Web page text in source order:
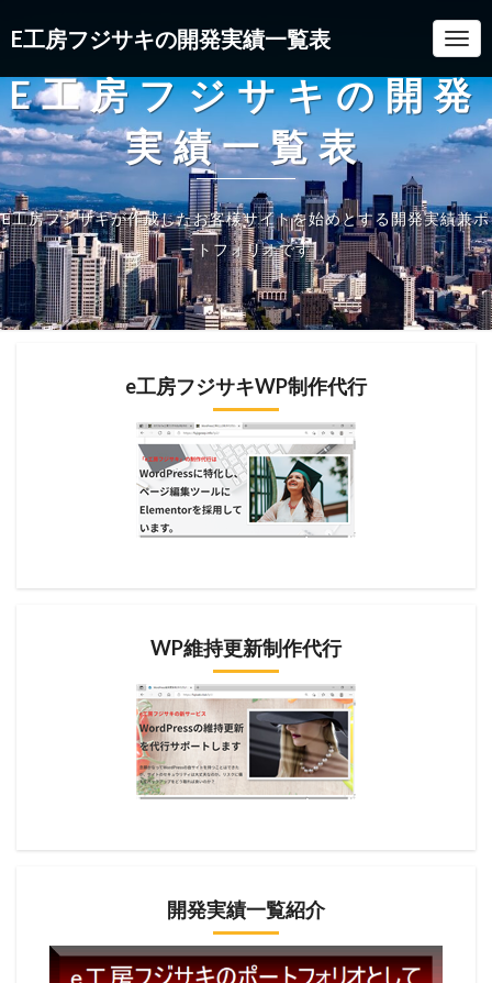
E工房フジサキの開発実績一覧表
E工房フジサキの開発
実績一覧表
E工房フジサキが作成したお客様サイトを始めとする開発実績兼ポ
ートフォリオです
e工房フジサキWP制作代行
WP維持更新制作代行
開発実績一覧紹介